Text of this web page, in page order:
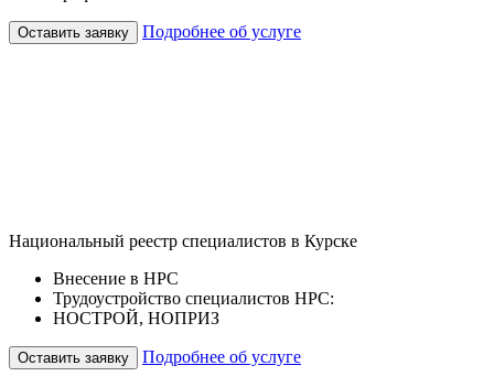
Оставить заявку Подробнее об услуге
Национальный реестр специалистов в Курске
Внесение в НРС
Трудоустройство специалистов НРС:
НОСТРОЙ, НОПРИЗ
Оставить заявку Подробнее об услуге